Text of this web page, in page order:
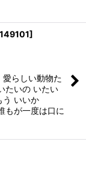
]
らしい動物た
たいの いたい
う いいか
もが一度は口に